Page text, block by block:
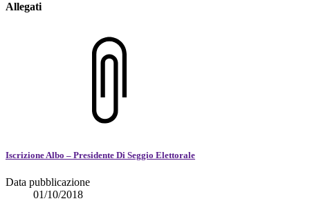
Allegati
Iscrizione Albo – Presidente Di Seggio Elettorale
Data pubblicazione
01/10/2018